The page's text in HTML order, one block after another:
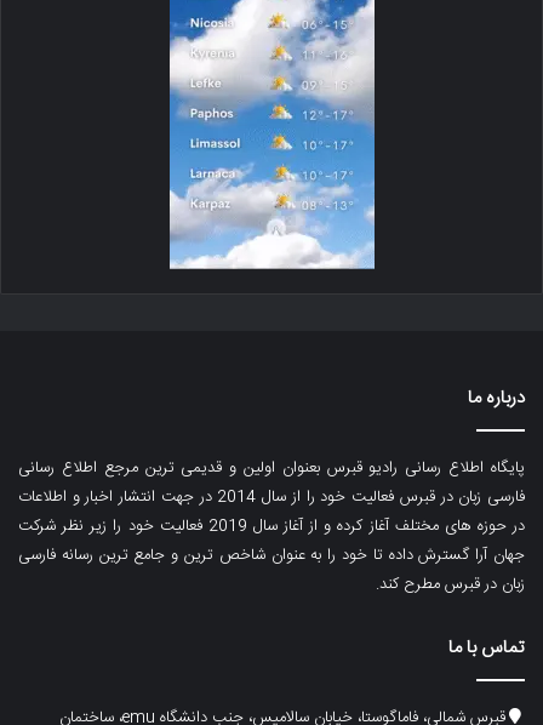
درباره ما
پایگاه اطلاع رسانی رادیو قبرس بعنوان اولین و قدیمی ترین مرجع اطلاع رسانی
فارسی زبان در قبرس فعالیت خود را از سال 2014 در جهت انتشار اخبار و اطلاعات
در حوزه های مختلف آغاز کرده و از آغاز سال 2019 فعالیت خود را زیر نظر شرکت
جهان آرا گسترش داده تا خود را به عنوان شاخص ترین و جامع ترین رسانه فارسی
زبان در قبرس مطرح کند.
تماس با ما
قبرس شمالی، فاماگوستا، خیابان سالامیس، جنب دانشگاه emu، ساختمان